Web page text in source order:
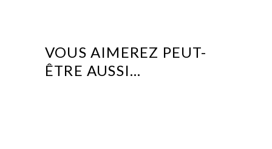
VOUS AIMEREZ PEUT-
ÊTRE AUSSI…